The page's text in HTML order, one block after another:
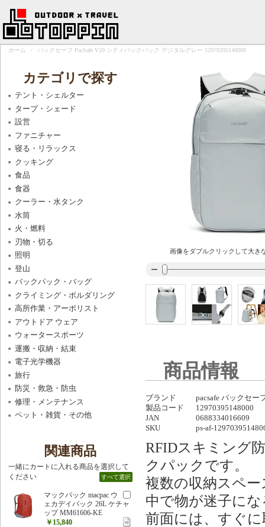
ホーム / パックセーフ PacSafe V20 シティバックパック デジタルグレー 12970395148000
画像をダブルクリックして大き
商品情報
ブランド
pacsafe パックセー
製品コード
12970395148000
JAN
0688334016609
SKU
ps-af-
RFIDスキミング
クパックです。
複数の収納スペ
中で物が迷子に
前面には、すぐ
カテゴリで探す
テント・シェルター
タープ・シェード
設営
ファニチャー
寝る・リラックス
クッキング
食品
食器
クーラー・水タンク
水筒
火・燃料
刃物・切る
照明
登山
バックパック・バッグ
クライミング・ボルダリング
高所作業・アーボリスト
アウトドア ウェア
ウォータースポーツ
運搬・収納・結束
電子光学機器
旅行
防災・救急・防虫
修理・メンテナンス
ペット・雑貨・その他
関連商品
一緒にカートに入れる商品を選択して
ください
すべて選択
マックパック macpac ウ
ェカデイパック 26L ケチャ
ップ MM61606-KE
￥15,840